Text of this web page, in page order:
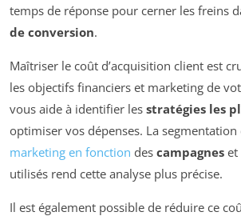
temps de réponse pour cerner les freins
de conversion.
Maîtriser le coût d’acquisition client est
les objectifs financiers et marketing de
vous aide à identifier les stratégies les
optimiser vos dépenses. La segmentation
marketing en fonction des campagnes et
utilisés rend cette analyse plus précise.
Il est également possible de réduire ce